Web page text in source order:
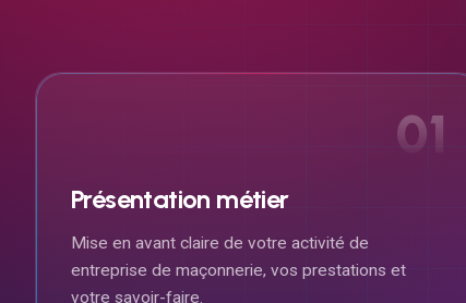
01
Présentation métier
Mise en avant claire de votre activité de
entreprise de maçonnerie, vos prestations et
votre savoir-faire.